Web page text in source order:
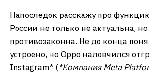
Напоследок расскажу про
России не только не актуальна,
противозаконна. Не до конца
устроено, но Oppo наловчился
Instagram* (*Компания Meta